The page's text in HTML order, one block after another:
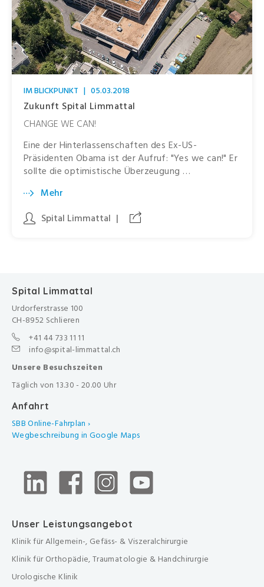
IM BLICKPUNKT | 05.03.2018
Zukunft Spital Limmattal
CHANGE WE CAN!
Eine der Hinterlassenschaften des Ex-US-
Präsidenten Obama ist der Aufruf: "Yes we can!" Er
sollte die optimistische Überzeugung …
Mehr
Spital Limmattal |
Spital Limmattal
Urdorferstrasse 100
CH-8952 Schlieren
+41 44 733 11 11
info@spital-limmattal.ch
Unsere Besuchszeiten
Täglich von 13.30 - 20.00 Uhr
Anfahrt
SBB Online-Fahrplan ›
Wegbeschreibung in Google Maps
Unser Leistungsangebot
Klinik für Allgemein-, Gefäss- & Viszeralchirurgie
Klinik für Orthopädie, Traumatologie & Handchirurgie
Urologische Klinik